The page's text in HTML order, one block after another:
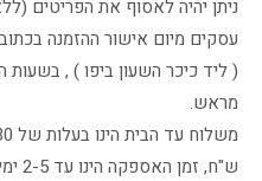
( ליד כיכר השעון ביפו ) ,
מראש.
ש"ח, זמן האספקה הינו עד 2-5 ימי עסקים.